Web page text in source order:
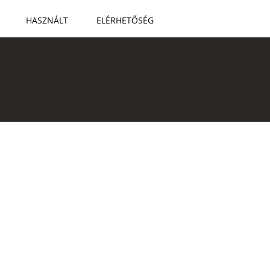
HASZNÁLT ELÉRHETŐSÉG